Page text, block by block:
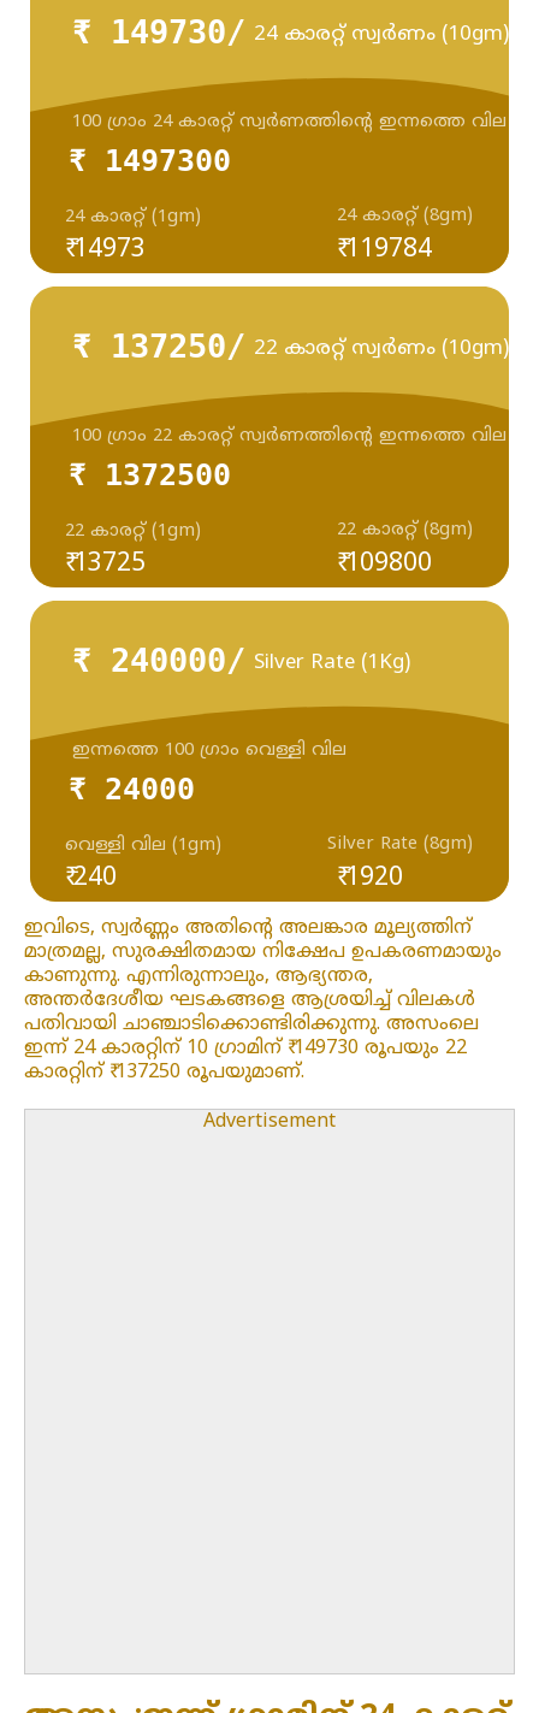
₹ 149730/ 24 കാരറ്റ് സ്വർണം (10gm)
₹ 1497300
₹ 14973
24 കാരറ്റ് (1gm) 24 കാരറ്റ് (8gm)
100 ഗ്രാം 24 കാരറ്റ് സ്വർണത്തിന്റെ ഇന്നത്തെ വില
₹ 119784
₹ 137250/ 22 കാരറ്റ് സ്വർണം (10gm)
₹ 1372500
₹ 13725
22 കാരറ്റ് (1gm) 22 കാരറ്റ് (8gm)
100 ഗ്രാം 22 കാരറ്റ് സ്വർണത്തിന്റെ ഇന്നത്തെ വില
₹ 109800
₹ 240000/ Silver Rate (1Kg)
₹ 24000
₹ 240
വെള്ളി വില (1gm) Silver Rate (8gm)
ഇന്നത്തെ 100 ഗ്രാം വെള്ളി വില
₹ 1920
ഇവിടെ, സ്വർണ്ണം അതിന്റെ അലങ്കാര മൂല്യത്തിന്
മാത്രമല്ല, സുരക്ഷിതമായ നിക്ഷേപ ഉപകരണമായും
കാണുന്നു. എന്നിരുന്നാലും, ആഭ്യന്തര,
അന്തർദേശീയ ഘടകങ്ങളെ ആശ്രയിച്ച് വിലകൾ
പതിവായി ചാഞ്ചാടിക്കൊണ്ടിരിക്കുന്നു. അസംലെ
ഇന്ന് 24 കാരറ്റിന് 10 ഗ്രാമിന് ₹ 149730 രൂപയും 22
കാരറ്റിന് ₹ 137250 രൂപയുമാണ്.
Advertisement